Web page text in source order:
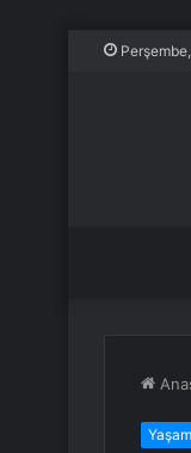
Yaşam